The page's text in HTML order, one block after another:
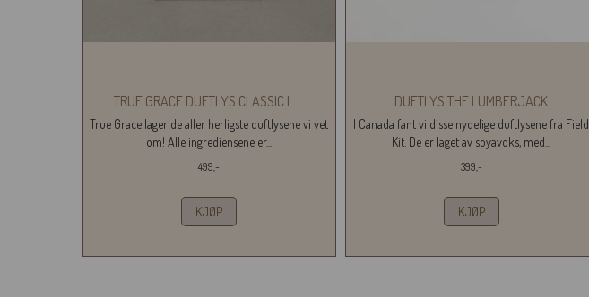
TRUE GRACE DUFTLYS CLASSIC L...
True Grace lager de aller herligste duftlysene vi vet
om! Alle ingrediensene er...
499,-
KJØP
DUFTLYS THE LUMBERJACK
I Canada fant vi disse nydelige duftlysene fra Field
Kit. De er laget av soyavoks, med...
399,-
KJØP